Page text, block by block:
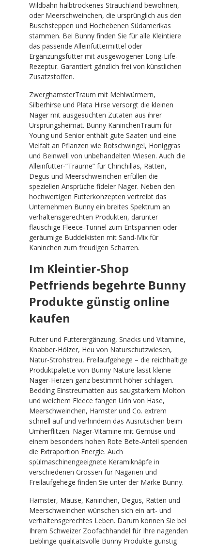
Wildbahn halbtrockenes Strauchland bewohnen,
oder Meerschweinchen, die ursprünglich aus den
Buschsteppen und Hochebenen Südamerikas
stammen. Bei Bunny finden Sie für alle Kleintiere
das passende Alleinfuttermittel oder
Ergänzungsfutter mit ausgewogener Long-Life-
Rezeptur. Garantiert gänzlich frei von künstlichen
Zusatzstoffen.
ZwerghamsterTraum mit Mehlwürmern,
Silberhirse und Plata Hirse versorgt die kleinen
Nager mit ausgesuchten Zutaten aus ihrer
Ursprungsheimat. Bunny KaninchenTraum für
Young und Senior enthält gute Saaten und eine
Vielfalt an Pflanzen wie Rotschwingel, Honiggras
und Beinwell von unbehandelten Wiesen. Auch die
Alleinfutter-“Träume“ für Chinchillas, Ratten,
Degus und Meerschweinchen erfüllen die
speziellen Ansprüche fideler Nager. Neben den
hochwertigen Futterkonzepten vertreibt das
Unternehmen Bunny ein breites Spektrum an
verhaltensgerechten Produkten, darunter
flauschige Fleece-Tunnel zum Entspannen oder
geräumige Buddelkisten mit Sand-Mix für
Kaninchen zum freudigen Scharren.
Im Kleintier-Shop
Petfriends begehrte Bunny
Produkte günstig online
kaufen
Futter und Futterergänzung, Snacks und Vitamine,
Knabber-Hölzer, Heu von Naturschutzwiesen,
Natur-Strohstreu, Freilaufgehege – die reichhaltige
Produktpalette von Bunny Nature lässt kleine
Nager-Herzen ganz bestimmt höher schlagen.
Bedding Einstreumatten aus saugstarkem Molton
und weichem Fleece fangen Urin von Hase,
Meerschweinchen, Hamster und Co. extrem
schnell auf und verhindern das Ausrutschen beim
Umherflitzen. Nager-Vitamine mit Gemüse und
einem besonders hohen Rote Bete-Anteil spenden
die Extraportion Energie. Auch
spülmaschinengeeignete Keramiknäpfe in
verschiedenen Grössen für Nagarien und
Freilaufgehege finden Sie unter der Marke Bunny.
Hamster, Mäuse, Kaninchen, Degus, Ratten und
Meerschweinchen wünschen sich ein art- und
verhaltensgerechtes Leben. Darum können Sie bei
Ihrem Schweizer Zoofachhandel für Ihre nagenden
Lieblinge qualitätsvolle Bunny Produkte günstig